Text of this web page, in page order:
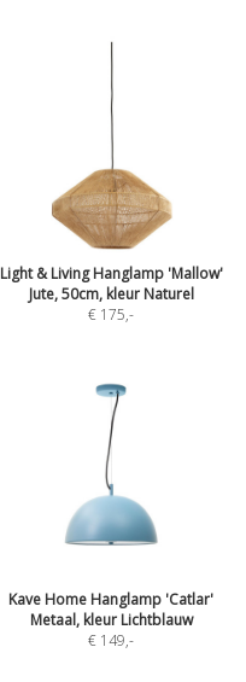
Light & Living Hanglamp 'Mallow'
Jute, 50cm, kleur Naturel
€ 175,-
Kave Home Hanglamp 'Catlar'
Metaal, kleur Lichtblauw
€ 149,-